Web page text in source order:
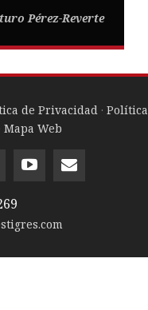
Pérez-Reverte
de Privacidad · Política
Mapa Web